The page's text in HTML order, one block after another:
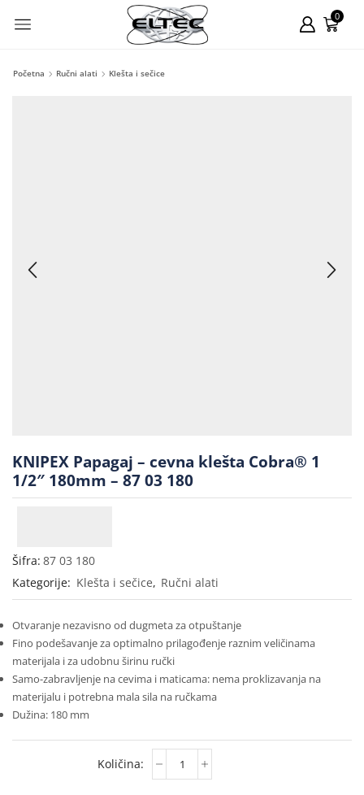
0
Početna Ručni alati Klešta i sečice
KNIPEX Papagaj – cevna klešta Cobra® 1
1/2″ 180mm – 87 03 180
Šifra: 87 03 180
Kategorije: Klešta i sečice, Ručni alati
Otvaranje nezavisno od dugmeta za otpuštanje
Fino podešavanje za optimalno prilagođenje raznim veličinama
materijala i za udobnu širinu ručki
Samo-zabravljenje na cevima i maticama: nema proklizavanja na
materijalu i potrebna mala sila na ručkama
Dužina: 180 mm